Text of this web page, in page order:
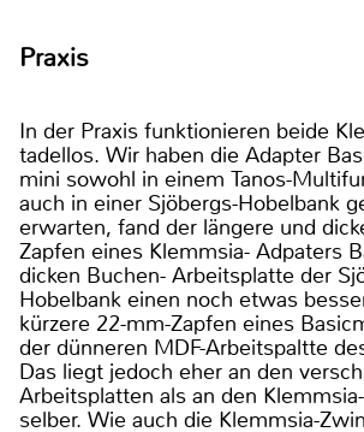
Praxis
In der Praxis funktionieren beide
tadellos. Wir haben die Adapter
mini sowohl in einem Tanos-
auch in einer Sjöbergs-Hobelbank
erwarten, fand der längere und
Zapfen eines Klemmsia- Adpaters
dicken Buchen- Arbeitsplatte der
Hobelbank einen noch etwas
kürzere 22-mm-Zapfen eines
der dünneren MDF-Arbeitspaltte
Das liegt jedoch eher an den
Arbeitsplatten als an den
selber. Wie auch die Klemmsia-